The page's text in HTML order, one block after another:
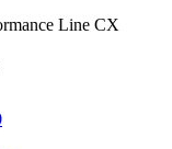
Line CX